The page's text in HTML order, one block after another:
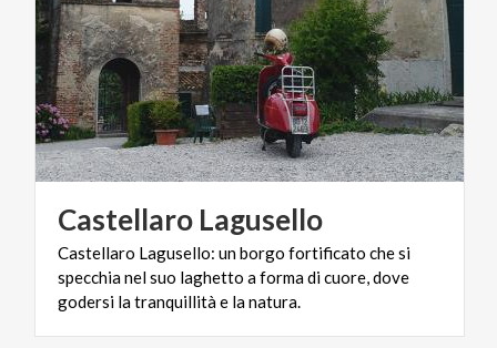
Castellaro Lagusello
Castellaro Lagusello: un borgo fortificato che si
specchia nel suo laghetto a forma di cuore, dove
godersi la tranquillità e la natura.